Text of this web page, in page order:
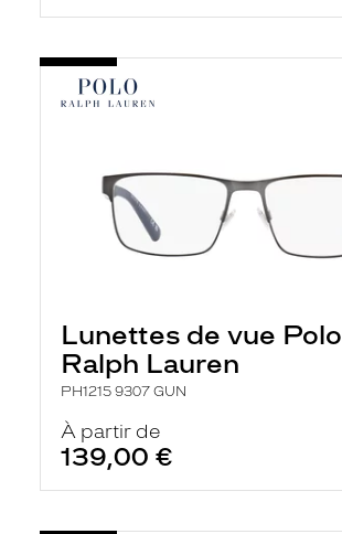
Lunettes de vue Polo
Ralph Lauren
PH1215 9307 GUN
À partir de
139,00 €